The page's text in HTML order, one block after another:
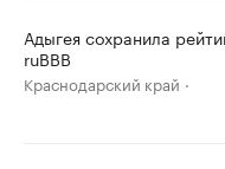
Адыгея сохранила
ruBBB
Краснодарский край